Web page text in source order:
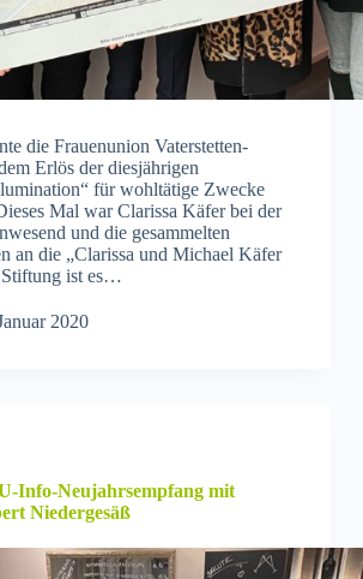
die Frauenunion Vaterstetten-
Erlös der diesjährigen
für wohltätige Zwecke
Mal war Clarissa Käfer bei der
und die gesammelten
an die „Clarissa und Michael Käfer
ist es…
2020
Info-Neujahrsempfang mit
Niedergesäß